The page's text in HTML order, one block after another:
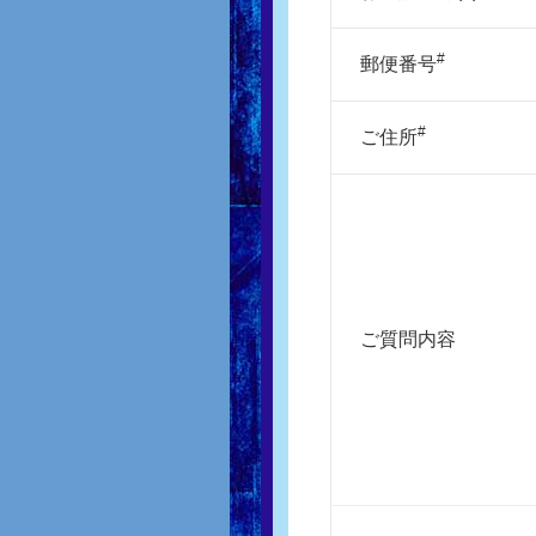
郵便番号#
ご住所#
ご質問内容